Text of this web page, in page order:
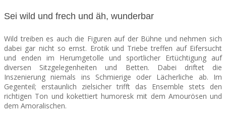
Sei wild und frech und äh, wunderbar
Wild treiben es auch die Figuren auf der Bühne und nehmen sich
dabei gar nicht so ernst. Erotik und Triebe treffen auf Eifersucht
und enden im Herumgetolle und sportlicher Ertüchtigung auf
diversen Sitzgelegenheiten und Betten. Dabei driftet die
Inszenierung niemals ins Schmierige oder Lächerliche ab. Im
Gegenteil; erstaunlich zielsicher trifft das Ensemble stets den
richtigen Ton und kokettiert humoresk mit dem Amourösen und
dem Amoralischen.